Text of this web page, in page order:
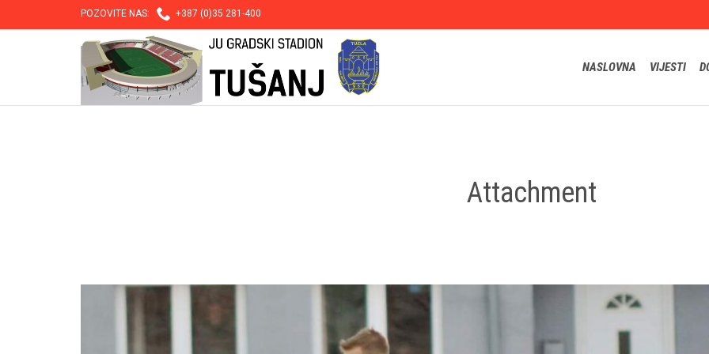
POZOVITE NAS:  +387 (0)35 281-400
NASLOVNA VIJESTI
Attachment